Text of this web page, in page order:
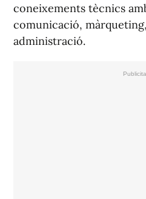
coneixements tècnics
comunicació,
administració.